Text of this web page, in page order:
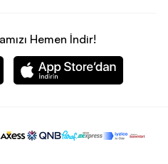
en çok zorlanılan
tüm dünya tarafından en çok
yer alır, bu nedenle birden
çeşitliliğine göre ayakkabı
sonrasında sorun
Hemen İndir!